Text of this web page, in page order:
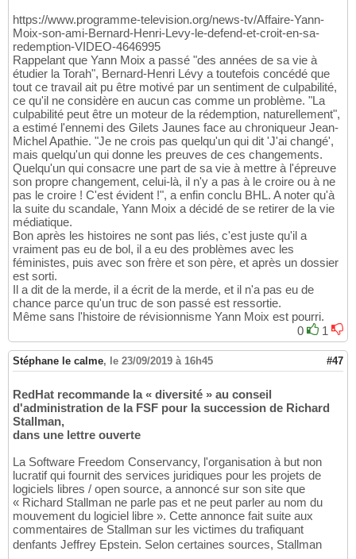
https://www.programme-television.org/news-tv/Affaire-Yann-
Moix-son-ami-Bernard-Henri-Levy-le-defend-et-croit-en-sa-
redemption-VIDEO-4646995
Rappelant que Yann Moix a passé "des années de sa vie à
étudier la Torah", Bernard-Henri Lévy a toutefois concédé que
tout ce travail ait pu être motivé par un sentiment de culpabilité,
ce qu'il ne considère en aucun cas comme un problème. "La
culpabilité peut être un moteur de la rédemption, naturellement",
a estimé l'ennemi des Gilets Jaunes face au chroniqueur Jean-
Michel Apathie. "Je ne crois pas quelqu'un qui dit 'J'ai changé',
mais quelqu'un qui donne les preuves de ces changements.
Quelqu'un qui consacre une part de sa vie à mettre à l'épreuve
son propre changement, celui-là, il n'y a pas à le croire ou à ne
pas le croire ! C'est évident !", a enfin conclu BHL. A noter qu'à
la suite du scandale, Yann Moix a décidé de se retirer de la vie
médiatique.
Bon après les histoires ne sont pas liés, c'est juste qu'il a
vraiment pas eu de bol, il a eu des problèmes avec les
féministes, puis avec son frère et son père, et après un dossier
est sorti.
Il a dit de la merde, il a écrit de la merde, et il n'a pas eu de
chance parce qu'un truc de son passé est ressortie.
Même sans l'histoire de révisionnisme Yann Moix est pourri.
0
1
Stéphane le calme, le 23/09/2019 à 16h45 #47
RedHat recommande la « diversité » au conseil
d'administration de la FSF pour la succession de Richard
Stallman,
dans une lettre ouverte
La Software Freedom Conservancy, l'organisation à but non
lucratif qui fournit des services juridiques pour les projets de
logiciels libres / open source, a annoncé sur son site que
« Richard Stallman ne parle pas et ne peut parler au nom du
mouvement du logiciel libre ». Cette annonce fait suite aux
commentaires de Stallman sur les victimes du trafiquant
denfants Jeffrey Epstein. Selon certaines sources, Stallman